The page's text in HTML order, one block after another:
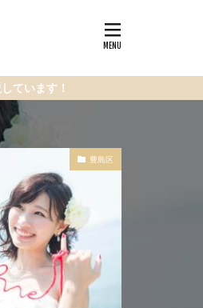
豊島区